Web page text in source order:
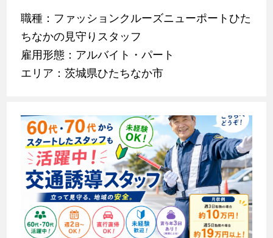
職種：ファッションクルーズニューポートひた
ちなかの見守りスタッフ
雇用形態：アルバイト・パート
エリア：茨城県ひたちなか市